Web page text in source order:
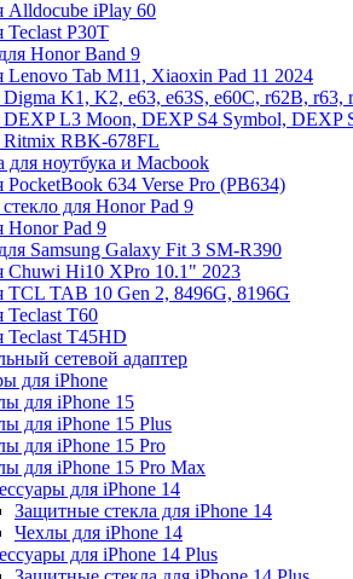
Alldocube iPlay 60
Teclast P30T
Honor Band 9
Lenovo Tab M11, Xiaoxin Pad 11 2024
Digma K1, K2, e63, e63S, e60C, r62B, r63,
DEXP L3 Moon, DEXP S4 Symbol, DEXP
Ritmix RBK-678FL
для ноутбука и Macbook
PocketBook 634 Verse Pro (PB634)
для Honor Pad 9
Honor Pad 9
Samsung Galaxy Fit 3 SM-R390
Chuwi Hi10 XPro 10.1" 2023
TCL TAB 10 Gen 2, 8496G, 8196G
Teclast T60
Teclast T45HD
сетевой адаптер
для iPhone
для iPhone 15
для iPhone 15 Plus
для iPhone 15 Pro
для iPhone 15 Pro Max
для iPhone 14
Защитные стекла для iPhone 14
Чехлы для iPhone 14
для iPhone 14 Plus